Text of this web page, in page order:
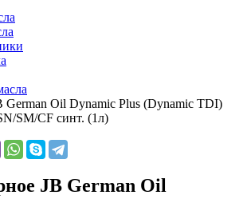
German Oil Dynamic Plus (Dynamic TDI)
SM/CF синт. (1л)
JB German Oil